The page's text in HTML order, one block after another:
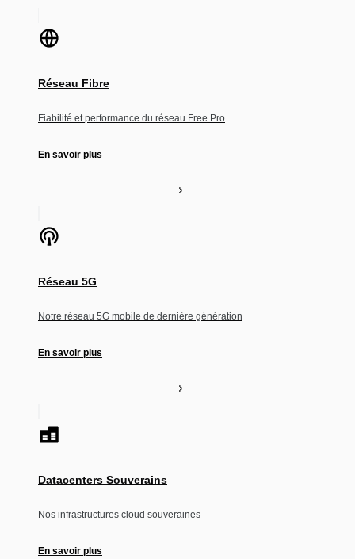
Réseau Fibre
Fiabilité et performance du réseau Free Pro
En savoir plus
Réseau 5G
Notre réseau 5G mobile de dernière génération
En savoir plus
Datacenters Souverains
Nos infrastructures cloud souveraines
En savoir plus